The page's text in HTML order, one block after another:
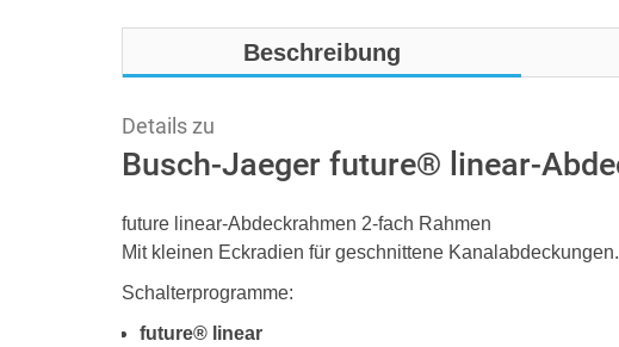
Beschreibung
Details zu
Busch-Jaeger future® linear-
future linear-Abdeckrahmen 2-fach Rahmen
Mit kleinen Eckradien für geschnittene Kanalabdeckungen.
Schalterprogramme:
future® linear